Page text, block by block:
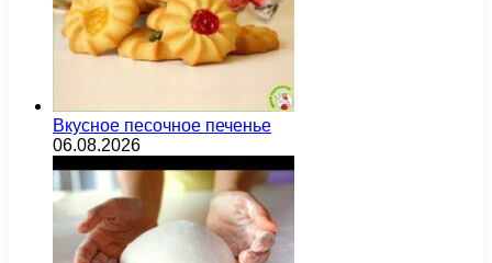
Вкусное песочное печенье
06.08.2026